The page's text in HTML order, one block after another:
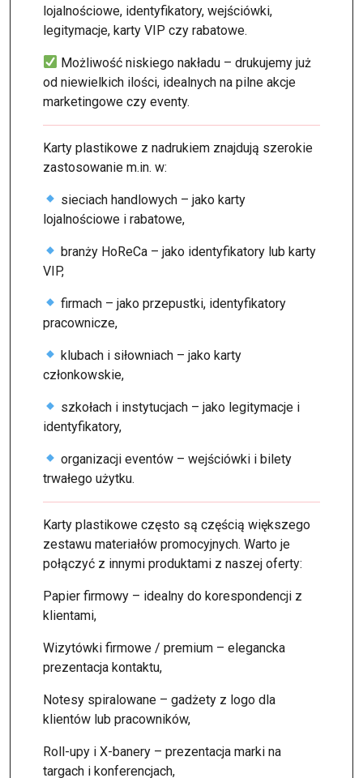
lojalnościowe, identyfikatory, wejściówki,
legitymacje, karty VIP czy rabatowe.
Możliwość niskiego nakładu – drukujemy już
od niewielkich ilości, idealnych na pilne akcje
marketingowe czy eventy.
Karty plastikowe z nadrukiem znajdują szerokie
zastosowanie m.in. w:
sieciach handlowych – jako karty
lojalnościowe i rabatowe,
branży HoReCa – jako identyfikatory lub karty
VIP,
firmach – jako przepustki, identyfikatory
pracownicze,
klubach i siłowniach – jako karty
członkowskie,
szkołach i instytucjach – jako legitymacje i
identyfikatory,
organizacji eventów – wejściówki i bilety
trwałego użytku.
Karty plastikowe często są częścią większego
zestawu materiałów promocyjnych. Warto je
połączyć z innymi produktami z naszej oferty:
Papier firmowy – idealny do korespondencji z
klientami,
Wizytówki firmowe / premium – elegancka
prezentacja kontaktu,
Notesy spiralowane – gadżety z logo dla
klientów lub pracowników,
Roll-upy i X-banery – prezentacja marki na
targach i konferencjach,